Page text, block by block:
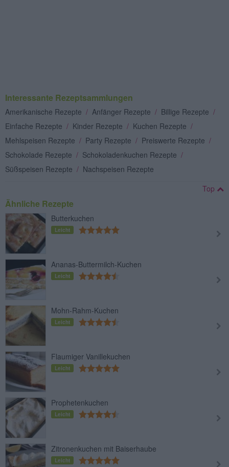
Interessante Rezeptsammlungen
Amerikanische Rezepte / Anfänger Rezepte / Billige Rezepte /
Einfache Rezepte / Kinder Rezepte / Kuchen Rezepte /
Mehlspeisen Rezepte / Party Rezepte / Preiswerte Rezepte /
Schokolade Rezepte / Schokoladenkuchen Rezepte /
Süßspeisen Rezepte / Nachspeisen Rezepte
Top
Ähnliche Rezepte
Butterkuchen
Leicht
Ananas-Buttermilch-Kuchen
Leicht
Mohn-Rahm-Kuchen
Leicht
Flaumiger Vanillekuchen
Leicht
Prophetenkuchen
Leicht
Zitronenkuchen mit Baiserhaube
Leicht